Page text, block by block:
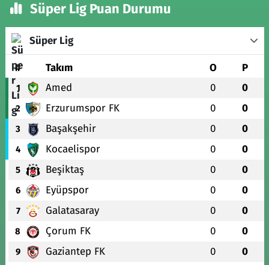
Süper Lig Puan Durumu
Süper Lig
# Takım O P
1 Amed 0 0
2 Erzurumspor FK 0 0
3 Başakşehir 0 0
4 Kocaelispor 0 0
5 Beşiktaş 0 0
6 Eyüpspor 0 0
7 Galatasaray 0 0
8 Çorum FK 0 0
9 Gaziantep FK 0 0